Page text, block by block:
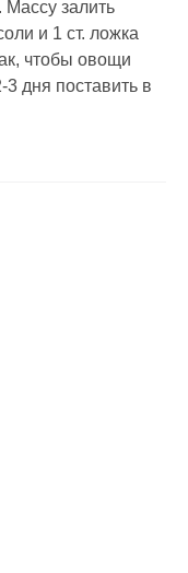
залить
и 1 ст. ложка
чтобы овощи
дня поставить в